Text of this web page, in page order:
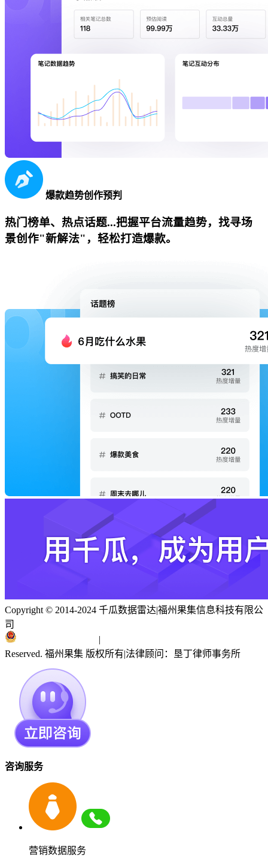
爆款趋势创作预判
热门榜单、热点话题...把握平台流量趋势，找寻场
景创作"新解法"，轻松打造爆款。
Copyright © 2014-2024 千瓜数据雷达|福州果集信息科技有限公
司
|
Reserved. 福州果集 版权所有|法律顾问：垦丁律师事务所
咨询服务
营销数据服务